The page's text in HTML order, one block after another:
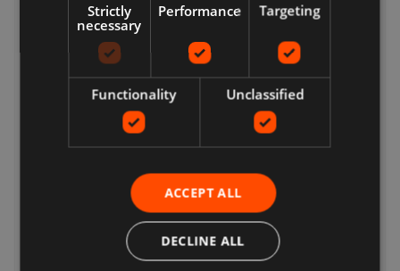
der Lieferoptionen angezeigt. Dies können sein:
Expressversand, Standardversand, Economy-Versand,
Click & Collect, kostenlose lokale Abholung vom Verkäufer.
Ihre Optionen für die Rücksendung eines Artikels hängen
davon ab, was Sie zurückgeben möchten, warum Sie ihn
zurückgeben möchten und welche Rückgabebedingungen
nicht mit der Auflistungsbeschreibung übereinstimmt,
können Sie ihn zurückgeben, auch wenn die
Rückgaberichtlinie des Verkäufers besagt, dass er keine
Rücksendungen akzeptiert. Wenn Sie Ihre Meinung
geändert haben und keinen Artikel mehr möchten, können
Strictly
necessary
Performance Targeting
Functionality Unclassified
ACCEPT ALL
DECLINE ALL